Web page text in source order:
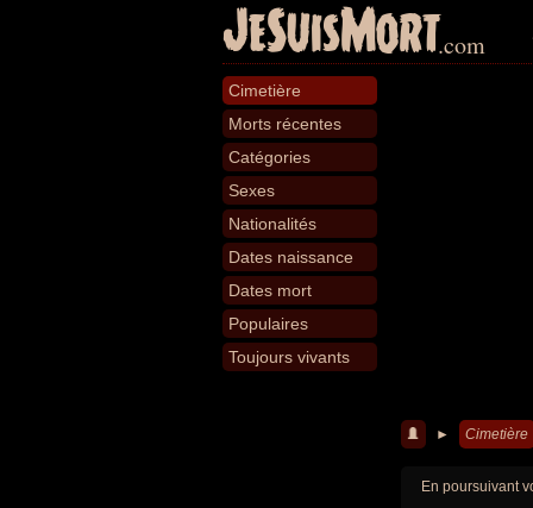
JeSuisMort.com
Cimetière
Morts récentes
Catégories
Sexes
Nationalités
Dates naissance
Dates mort
Populaires
Toujours vivants
► Cimetière
En poursuivant